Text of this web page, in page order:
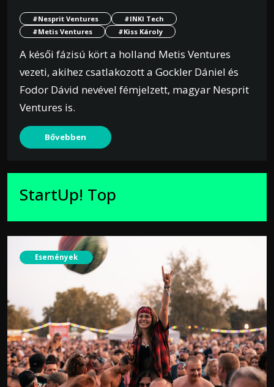
#Nesprit Ventures
#INKI Tech
#Metis Ventures
#Kiss Károly
A késői fázisú kört a holland Metis Ventures
vezeti, akihez csatlakozott a Gockler Dániel és
Fodor Dávid nevével fémjelzett, magyar Nesprit
Ventures is.
Bővebben
StartUp! Top
Események